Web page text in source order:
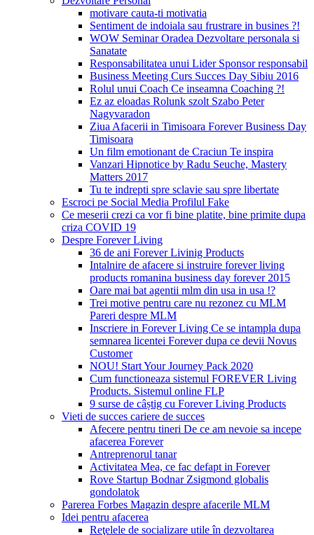
motivare cauta-ti motivatia
Sentiment de indoiala sau frustrare in busines ?!
WOW Seminar Oradea Dezvoltare personala si
Sanatate
Responsabilitatea unui Lider Sponsor responsabil
Business Meeting Curs Succes Day Sibiu 2016
Rolul unui Coach Ce inseamna Coaching ?!
Ez az eloadas Rolunk szolt Szabo Peter
Nagyvaradon
Ziua Afacerii in Timisoara Forever Business Day
Timisoara
Un film emotionant de Craciun Te inspira
Vanzari Hipnotice by Radu Seuche, Mastery
Matters 2017
Tu te indrepti spre sclavie sau spre libertate
Escroci pe Social Media Profilul Fake
Ce meserii crezi ca vor fi bine platite, bine primite dupa
criza COVID 19
Despre Forever Living
36 de ani Forever Livinig Products
Intalnire de afacere si instruire forever living
products romanina business day forever 2015
Oare mai bat agentii mlm din usa in usa !?
Trei motive pentru care nu rezonez cu MLM
Pareri despre MLM
Inscriere in Forever Living Ce se intampla dupa
semnarea licentei Forever dupa ce devii Novus
Customer
NOU! Start Your Journey Pack 2020
Cum functioneaza sistemul FOREVER Living
Products. Sistemul online FLP
9 surse de câștig cu Forever Living Products
Vieti de succes cariere de succes
Afecere pentru tineri De ce am nevoie sa incepe
afacerea Forever
Antreprenorul tanar
Activitatea Mea, ce fac defapt in Forever
Rove Startup Bodnar Zsigmond globalis
gondolatok
Parerea Forbes Magazin despre afacerile MLM
Idei pentru afacerea
Reţelele de socializare utile în dezvoltarea